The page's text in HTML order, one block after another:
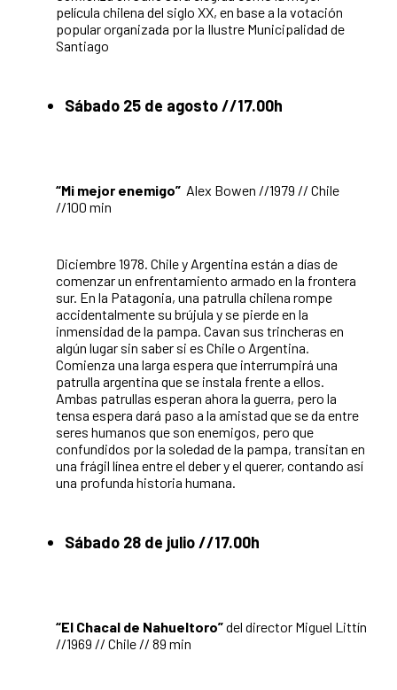
película chilena del siglo XX, en base a la votación
popular organizada por la Ilustre Municipalidad de
Santiago
Sábado 25 de agosto //17.00h
“Mi mejor enemigo” Alex Bowen //1979 // Chile
//100 min
Diciembre 1978. Chile y Argentina están a días de
comenzar un enfrentamiento armado en la frontera
sur. En la Patagonia, una patrulla chilena rompe
accidentalmente su brújula y se pierde en la
inmensidad de la pampa. Cavan sus trincheras en
algún lugar sin saber si es Chile o Argentina.
Comienza una larga espera que interrumpirá una
patrulla argentina que se instala frente a ellos.
Ambas patrullas esperan ahora la guerra, pero la
tensa espera dará paso a la amistad que se da entre
seres humanos que son enemigos, pero que
confundidos por la soledad de la pampa, transitan en
una frágil línea entre el deber y el querer, contando así
una profunda historia humana.
Sábado 28 de julio //17.00h
“El Chacal de Nahueltoro”del director Miguel Littín
//1969 // Chile // 89 min